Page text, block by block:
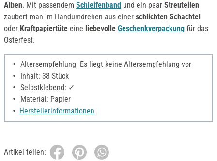
Alben. Mit passendem Schleifenband und ein paar Streuteilen
zaubert man im Handumdrehen aus einer schlichten Schachtel
oder Kraftpapiertüte eine liebevolle Geschenkverpackung für das
Osterfest.
Altersempfehlung: Es liegt keine Altersempfehlung vor
Inhalt: 38 Stück
Selbstklebend: ✓
Material: Papier
Herstellerinformationen
Artikel teilen: